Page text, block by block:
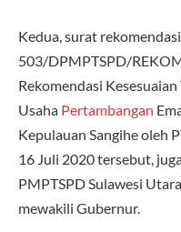
Kedua, surat
503/DPMPTSPD/
Rekomendasi
Usaha Pertambangan
Kepulauan Sangihe oleh
16 Juli 2020 tersebut,
PMPTSPD Sulawesi
mewakili Gubernur.